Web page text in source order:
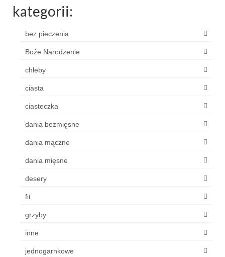
kategorii:
bez pieczenia
Boże Narodzenie
chleby
ciasta
ciasteczka
dania bezmięsne
dania mączne
dania mięsne
desery
fit
grzyby
inne
jednogarnkowe